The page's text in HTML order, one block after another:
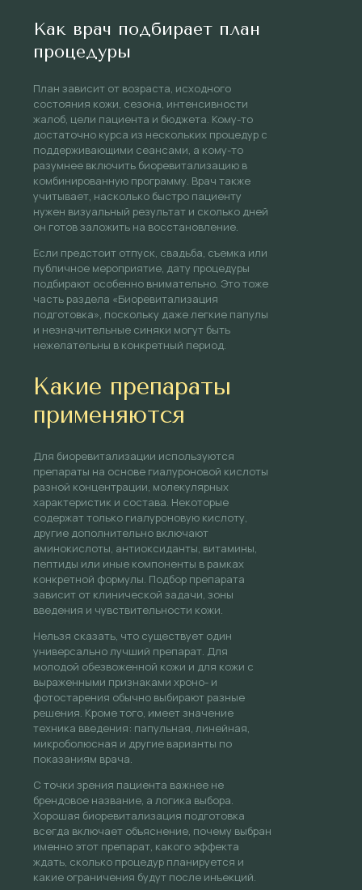
Как врач подбирает план
процедуры
План зависит от возраста, исходного
состояния кожи, сезона, интенсивности
жалоб, цели пациента и бюджета. Кому-то
достаточно курса из нескольких процедур с
поддерживающими сеансами, а кому-то
разумнее включить биоревитализацию в
комбинированную программу. Врач также
учитывает, насколько быстро пациенту
нужен визуальный результат и сколько дней
он готов заложить на восстановление.
Если предстоит отпуск, свадьба, съемка или
публичное мероприятие, дату процедуры
подбирают особенно внимательно. Это тоже
часть раздела «Биоревитализация
подготовка», поскольку даже легкие папулы
и незначительные синяки могут быть
нежелательны в конкретный период.
Какие препараты
применяются
Для биоревитализации используются
препараты на основе гиалуроновой кислоты
разной концентрации, молекулярных
характеристик и состава. Некоторые
содержат только гиалуроновую кислоту,
другие дополнительно включают
аминокислоты, антиоксиданты, витамины,
пептиды или иные компоненты в рамках
конкретной формулы. Подбор препарата
зависит от клинической задачи, зоны
введения и чувствительности кожи.
Нельзя сказать, что существует один
универсально лучший препарат. Для
молодой обезвоженной кожи и для кожи с
выраженными признаками хроно- и
фотостарения обычно выбирают разные
решения. Кроме того, имеет значение
техника введения: папульная, линейная,
микроболюсная и другие варианты по
показаниям врача.
С точки зрения пациента важнее не
брендовое название, а логика выбора.
Хорошая биоревитализация подготовка
всегда включает объяснение, почему выбран
именно этот препарат, какого эффекта
ждать, сколько процедур планируется и
какие ограничения будут после инъекций.